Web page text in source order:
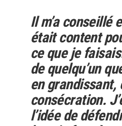
Il m’a conseillé
était content
ce que je
de quelqu’un
en grandissant,
consécration.
l’idée de